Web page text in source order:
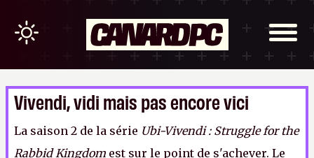
Vivendi, vidi mais pas encore vici
La saison 2 de la série Ubi-Vivendi : Struggle for the
Rabbid Kingdom est sur le point de s'achever. Le